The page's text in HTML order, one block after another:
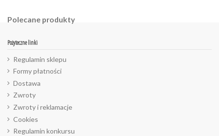
Polecane produkty
Pożyteczne linki
Regulamin sklepu
Formy płatności
Dostawa
Zwroty
Zwroty i reklamacje
Cookies
Regulamin konkursu